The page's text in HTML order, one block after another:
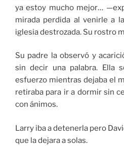
ya estoy mucho mejor…
mirada perdida al venirle a
iglesia destrozada. Su rostro
Su padre la observó y
sin decir una palabra. Ella
esfuerzo mientras dejaba el
retiraba para ir a dormir sin
con ánimos.
Larry iba a detenerla pero
que la dejara a solas.